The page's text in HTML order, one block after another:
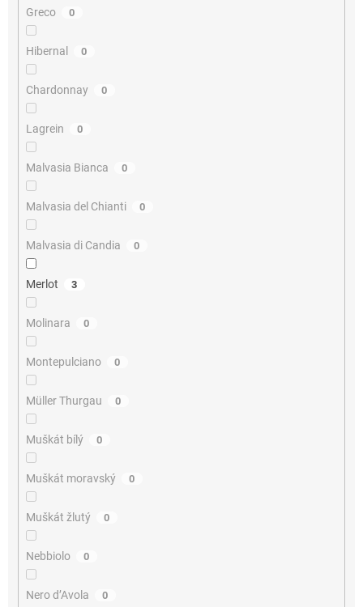
Greco 0
Hibernal 0
Chardonnay 0
Lagrein 0
Malvasia Bianca 0
Malvasia del Chianti 0
Malvasia di Candia 0
Merlot 3
Molinara 0
Montepulciano 0
Müller Thurgau 0
Muškát bílý 0
Muškát moravský 0
Muškát žlutý 0
Nebbiolo 0
Nero d’Avola 0